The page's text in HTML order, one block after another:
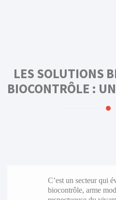
LES SOLUTIONS
BIOCONTRÔLE :
C’est un secteur qui
biocontrôle, arme